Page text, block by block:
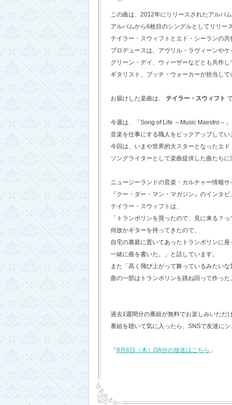
この曲は、2012年にリリースされたアルバ
アルバムから6枚目のシングルとしてリリー
テイラー・スウィフトとエド・シーランの共
プロデュースは、アヴリル・ラヴィーンやケ
グリーン・デイ、ウィーザーなどとも共作
ギタリスト、ブッチ・ウォーカーが担当して
お届けした楽曲は、 テイラー・スウィフト
今週は、「Song of Life ～Music Maestro～」
音楽を仕事にする職人をピックアップしてい
今回は、いまや世界的大スターとなったエド
ソングライターとして楽曲提供した曲たちに
ニュージーランドの音楽・カルチャー情報サ
『クー・ダー・マン・マガジン』のインタビ
テイラー・スウィフトは、
「トランポリンを買ったので、見に来る？っ
何故かギターを持ってきたので、
自宅の裏庭に置いてあったトランポリンに座
一緒に曲を書いた。」と話しています。
また「高く飛び上がって舞っているみたいな
曲の一部はトランポリンを跳ね回って作った
過去1週間分の番組が無料でお楽しみいただ
番組を聴いて気に入ったら、SNSで友達にシ
「 8月6日（木）OA分の放送はこちら 」